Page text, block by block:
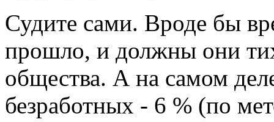
Судите сами. Вроде бы
прошло, и должны они
общества. А на самом
безработных - 6 % (по